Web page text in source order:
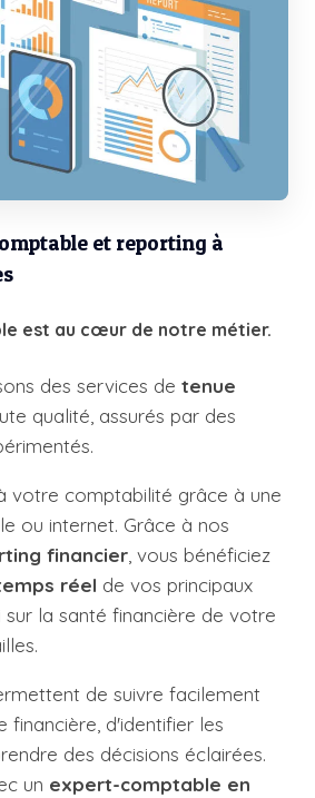
et reporting à
est au cœur de notre métier.
des services de tenue
qualité, assurés par des
votre comptabilité grâce à une
ou internet. Grâce à nos
financier, vous bénéficiez
réel de vos principaux
sur la santé financière de votre
de suivre facilement
d'identifier les
des décisions éclairées.
un expert-comptable en